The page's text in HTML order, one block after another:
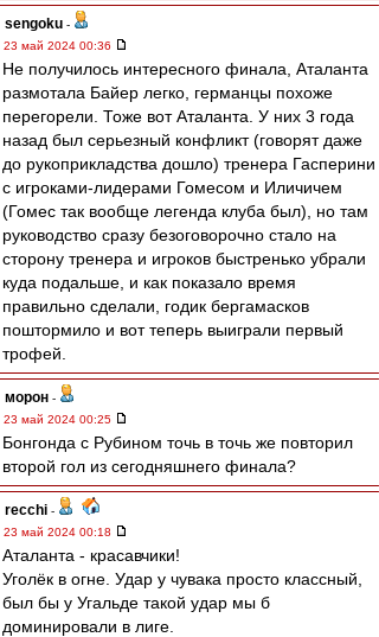
sengoku -
23 май 2024 00:36
Не получилось интересного финала, Аталанта
размотала Байер легко, германцы похоже
перегорели. Тоже вот Аталанта. У них 3 года
назад был серьезный конфликт (говорят даже
до рукоприкладства дошло) тренера Гасперини
с игроками-лидерами Гомесом и Иличичем
(Гомес так вообще легенда клуба был), но там
руководство сразу безоговорочно стало на
сторону тренера и игроков быстренько убрали
куда подальше, и как показало время
правильно сделали, годик бергамасков
поштормило и вот теперь выиграли первый
трофей.
морон -
23 май 2024 00:25
Бонгонда с Рубином точь в точь же повторил
второй гол из сегодняшнего финала?
recchi -
23 май 2024 00:18
Аталанта - красавчики!
Уголёк в огне. Удар у чувака просто классный,
был бы у Угальде такой удар мы б
доминировали в лиге.